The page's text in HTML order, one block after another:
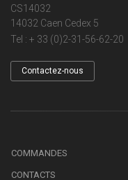
CS14032
14032 Caen Cedex 5
Tel : + 33 (0)2-31-56-62-20
Contactez-nous
COMMANDES
CONTACTS